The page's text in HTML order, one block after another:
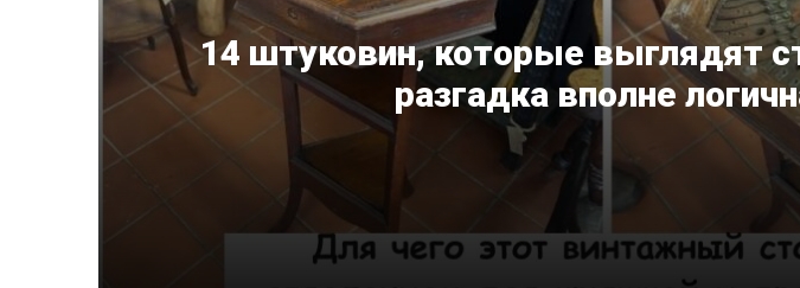
14 штуковин, которые выглядят
разгадка вполне